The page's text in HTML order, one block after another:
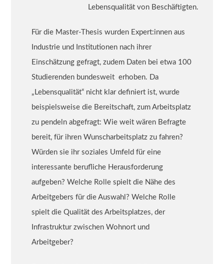
Lebensqualität von Beschäftigten.
Für die Master-Thesis wurden Expert:innen aus
Industrie und Institutionen nach ihrer
Einschätzung gefragt, zudem Daten bei etwa 100
Studierenden bundesweit erhoben. Da
„Lebensqualität“ nicht klar definiert ist, wurde
beispielsweise die Bereitschaft, zum Arbeitsplatz
zu pendeln abgefragt: Wie weit wären Befragte
bereit, für ihren Wunscharbeitsplatz zu fahren?
Würden sie ihr soziales Umfeld für eine
interessante berufliche Herausforderung
aufgeben? Welche Rolle spielt die Nähe des
Arbeitgebers für die Auswahl? Welche Rolle
spielt die Qualität des Arbeitsplatzes, der
Infrastruktur zwischen Wohnort und
Arbeitgeber?